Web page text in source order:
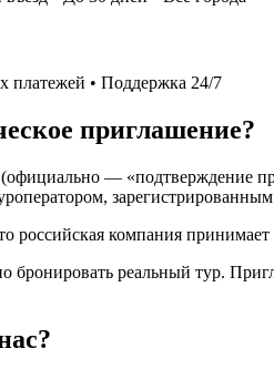
платежей • Поддержка 24/7
приглашение?
(официально — «подтверждение
российская компания принимает
бронировать реальный тур.